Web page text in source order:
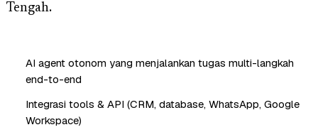
Tengah.
AI agent otonom yang menjalankan tugas multi-langkah
end-to-end
Integrasi tools & API (CRM, database, WhatsApp, Google
Workspace)